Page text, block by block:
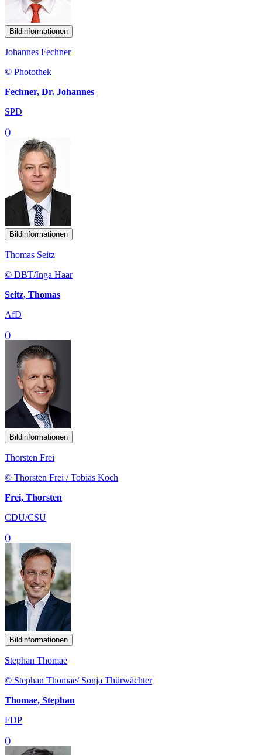
Bildinformationen
Johannes Fechner
© Photothek
Fechner, Dr. Johannes
SPD
()
Bildinformationen
Thomas Seitz
© DBT/Inga Haar
Seitz, Thomas
AfD
()
Bildinformationen
Thorsten Frei
© Thorsten Frei / Tobias Koch
Frei, Thorsten
CDU/CSU
()
Bildinformationen
Stephan Thomae
© Stephan Thomae/ Sonja Thürwächter
Thomae, Stephan
FDP
()